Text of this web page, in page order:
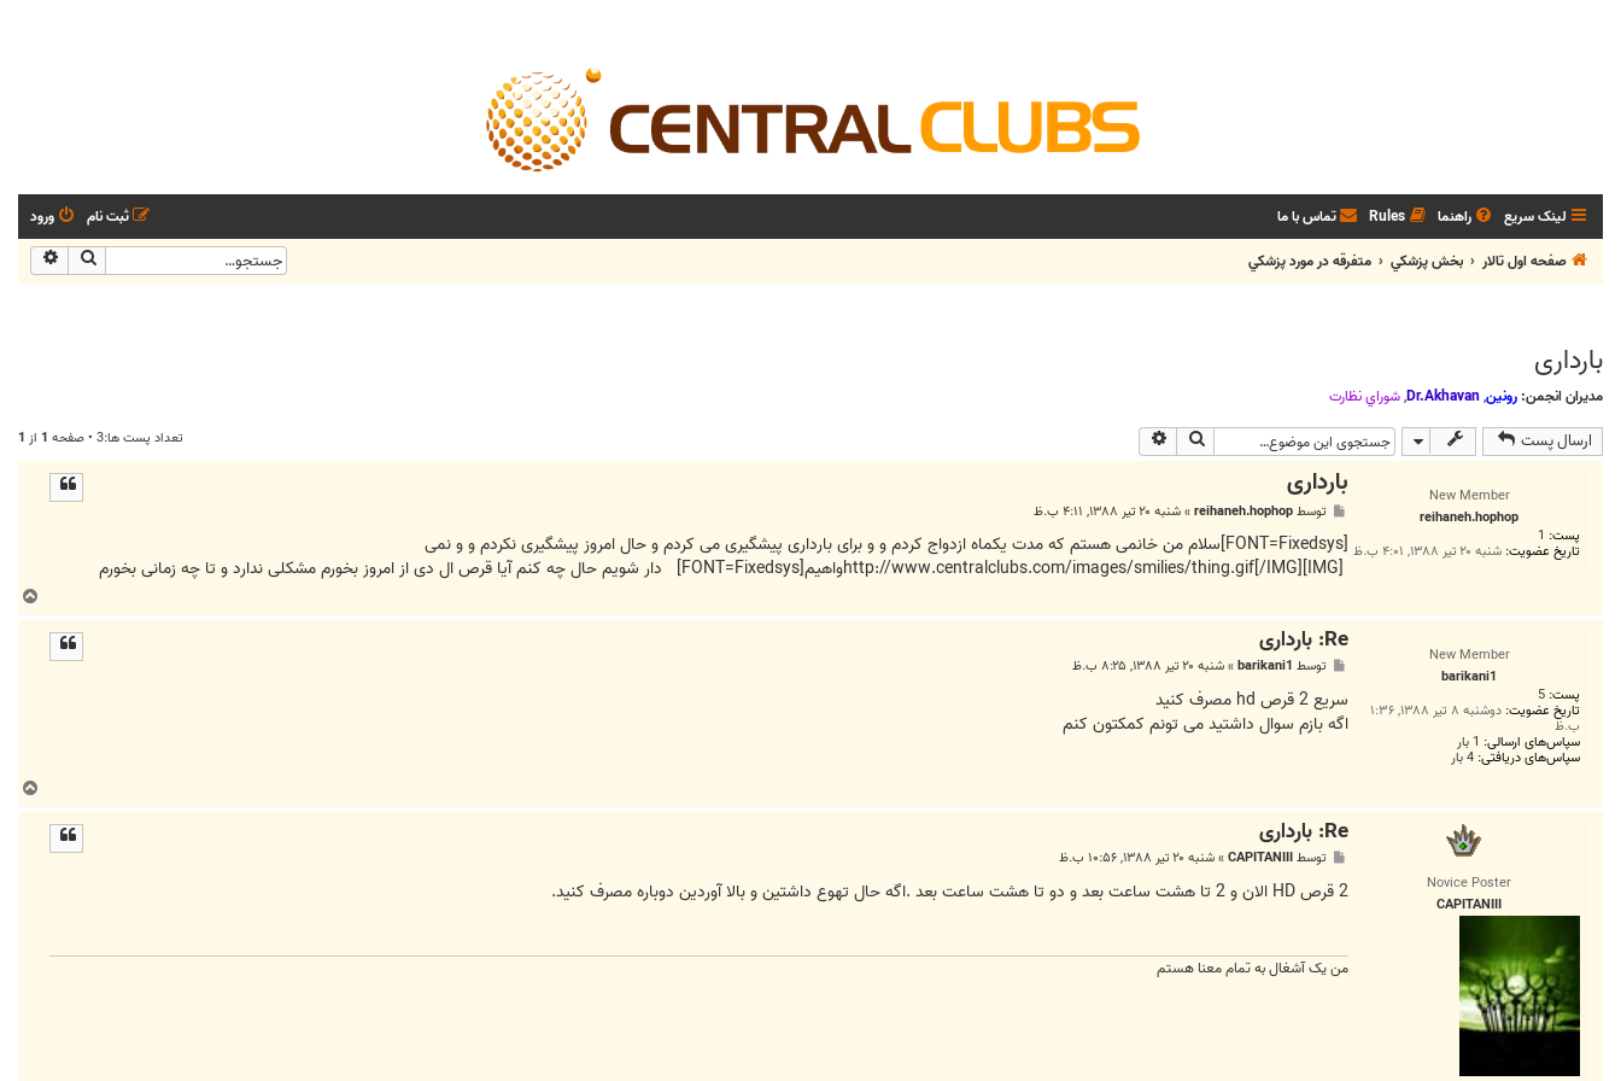
لینک سریع راهنما Rules تماس با ما ورود
ثبت نام
صفحه اول تالار
بخش پزشکي متفرقه در مورد پزشکي جستجو
بارداری
مدیران انجمن: رونین,
Dr.Akhavan
,شوراي نظارت
ارسال پست جستجو تعداد پست ها:3 • صفحه 1 از 1
New Member
reihaneh.hophop
پست: 1
تاریخ عضویت: شنبه ۲۰ تیر ۱۳۸۸, ۴:۰۱ ب.ظ
بارداری
ت
توسطreihaneh.hophop
»شنبه ۲۰ تیر ۱۳۸۸, ۴:۱۱ ب.ظ
[FONT=Fixedsys]سلام من خانمی هستم که مدت یکماه ازدواج کردم و و برای بارداری پیشگیری می کردم و حال امروز پیشگیری نکردم و و نمی
[IMG]http://www.centralclubs.com/images/smilies/thing.gif[/IMG]واهیم[FONT=Fixedsys] دار شویم حال چه کنم آیا قرص ال دی از امروز بخورم مشکلی ندارد و تا چه زمانی بخورم
ا
New Member
barikani1
پست: 5
تاریخ عضویت: دوشنبه ۸ تیر ۱۳۸۸, ۱:۳۶
ب.ظ
سپاس‌های ارسالی: 1 بار
سپاس‌های دریافتی: 4 بار
Re: بارداری
ت
توسط barikani1
»شنبه ۲۰ تیر ۱۳۸۸, ۸:۲۵ ب.ظ
سریع 2 قرص hd مصرف کنید
اگه بازم سوال داشتید می تونم کمکتون کنم
ا
Novice Poster
CAPITANIII
Re: بارداری
ت
توسطCAPITANIII
»شنبه ۲۰ تیر ۱۳۸۸, ۱۰:۵۶ ب.ظ
2 قرص HD الان و 2 تا هشت ساعت بعد و دو تا هشت ساعت بعد .اگه حال تهوع داشتین و بالا آوردین دوباره مصرف کنید.
من يک آشغال به تمام معنا هستم